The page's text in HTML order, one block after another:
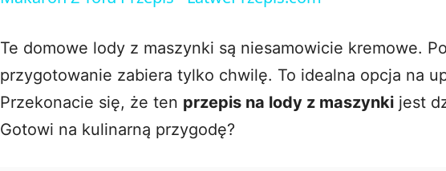
V
i
Te domowe lody z maszynki są niesamowicie kremowe.
przygotowanie zabiera tylko chwilę. To idealna opcja na
Przekonacie się, że ten przepis na lody z maszynki jest
Gotowi na kulinarną przygodę?